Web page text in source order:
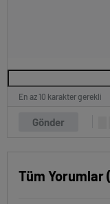
Gönder
En az 10 karakter gerekli
Tüm Yorumlar